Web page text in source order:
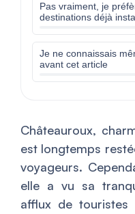
Pas vraiment, je
destinations déjà
Je ne connaissais
avant cet article
Châteauroux,
est longtemps
voyageurs.
elle a vu sa
afflux de touristes